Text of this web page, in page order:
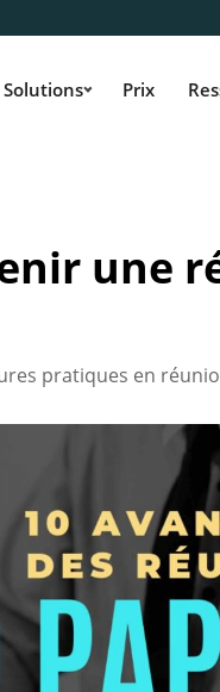
Solutions Prix
une
pratiques en